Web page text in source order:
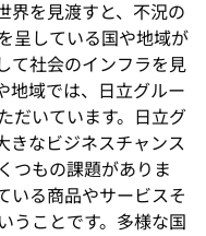
界を見渡すと、不況の
呈している国や地域が
て社会のインフラを見
地域では、日立グルー
だいています。日立グ
きなビジネスチャンス
つもの課題がありま
いる商品やサービスそ
うことです。多様な国